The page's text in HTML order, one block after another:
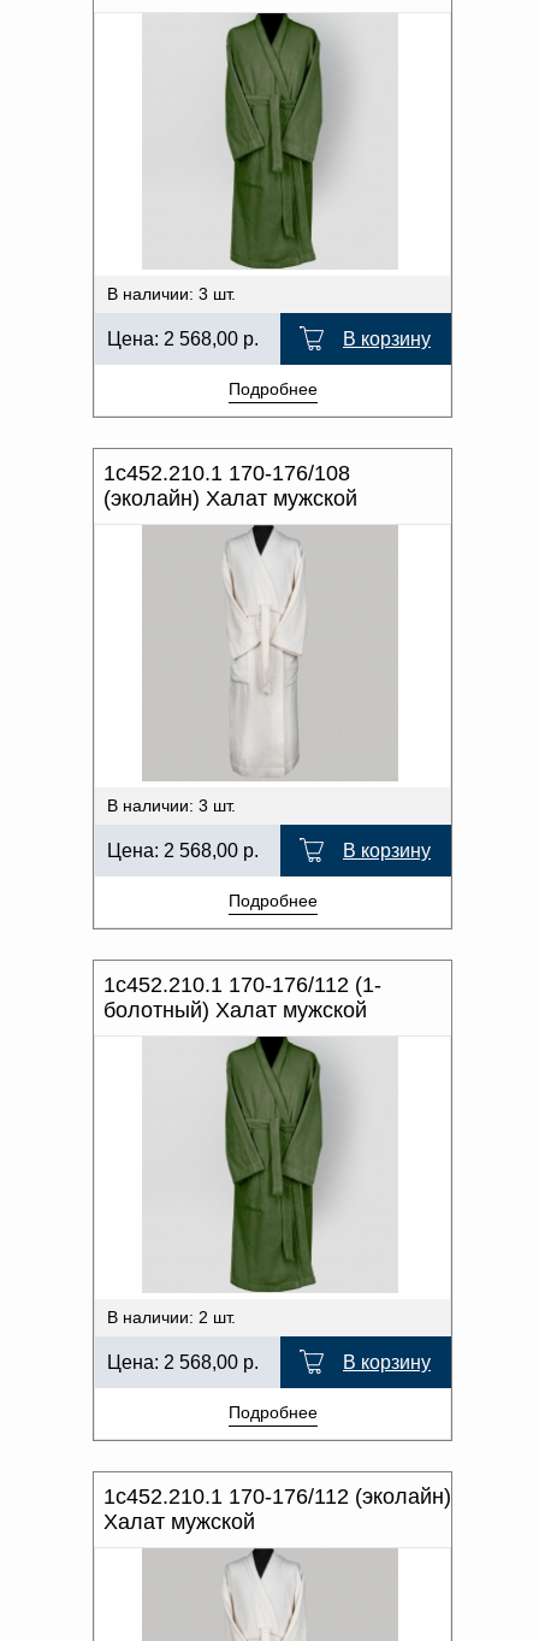
В наличии: 3 шт.
Цена: 2 568,00 р. В корзину
Подробнее
1с452.210.1 170-176/108
(эколайн) Халат мужской
В наличии: 3 шт.
Цена: 2 568,00 р. В корзину
Подробнее
1с452.210.1 170-176/112 (1-
болотный) Халат мужской
В наличии: 2 шт.
Цена: 2 568,00 р. В корзину
Подробнее
1с452.210.1 170-176/112 (эколайн)
Халат мужской